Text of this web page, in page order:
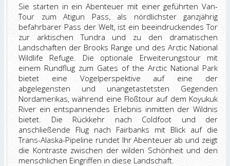
Sie starten in ein Abenteuer mit einer geführten Van-
Tour zum Atigun Pass, als nördlichster ganzjährig
befahrbarer Pass der Welt, ist ein beeindruckendes Tor
zur arktischen Tundra und zu den dramatischen
Landschaften der Brooks Range und des Arctic National
Wildlife Refuge. Die optionale Erweiterungstour mit
einem Rundflug zum Gates of the Arctic National Park
bietet eine Vogelperspektive auf eine der
abgelegensten und unangetastetsten Gegenden
Nordamerikas, während eine Floßtour auf dem Koyukuk
River ein entspannendes Erlebnis inmitten der Wildnis
bietet. Die Rückkehr nach Coldfoot und der
anschließende Flug nach Fairbanks mit Blick auf die
Trans-Alaska-Pipeline rundet Ihr Abenteuer ab und zeigt
die Kontraste zwischen der wilden Schönheit und den
menschlichen Eingriffen in diese Landschaft.